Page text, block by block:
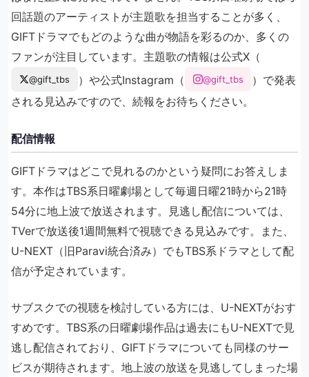
回話題のアーティストが主題歌を担当することが多く、
GIFTドラマでもどのような曲が物語を彩るのか、多くの
ファンが注目しています。主題歌の情報は公式X（
@gift_tbs ）や公式Instagram（ @gift_tbs
）で発表
される見込みですので、続報をお待ちください。
配信情報
GIFTドラマはどこで見れるのかという疑問にお答えしま
す。本作はTBS系日曜劇場として毎週日曜21時から21時
54分に地上波で放送されます。見逃し配信については、
TVerで放送後1週間無料で視聴できる見込みです。また、
U-NEXT（旧Paravi統合済み）でもTBS系ドラマとして配
信が予定されています。
サブスクでの視聴を検討している方には、U-NEXTがおす
すめです。TBS系の日曜劇場作品は過去にもU-NEXTで見
逃し配信されており、GIFTドラマについても同様のサー
ビスが期待されます。地上波の放送を見逃してしまった場